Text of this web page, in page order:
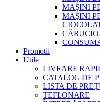
MAȘINI
MAȘINI
Promotii
Utile
LIVRARE
CATALOG DE
LISTA DE
TEFLONARE